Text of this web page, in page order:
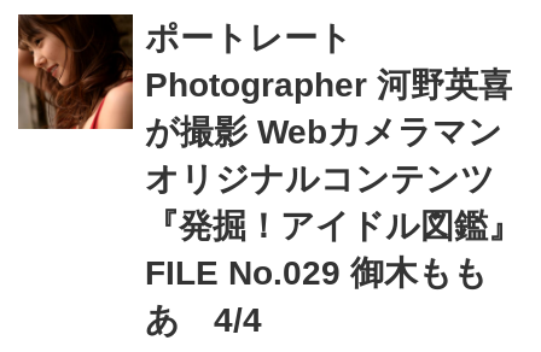
モデルの動きに合わせてフレームをキ
メる様子を堪能しよう。
ポートレート
Photographer 河野英喜
が撮影 Webカメラマン
オリジナルコンテンツ
『発掘！アイドル図鑑』
FILE No.029 御木もも
あ 4/4